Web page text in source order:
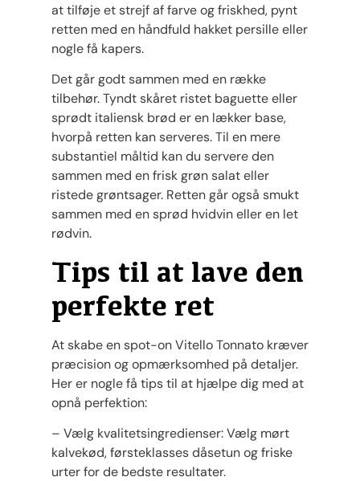
at tilføje et strejf af farve og friskhed, pynt
retten med en håndfuld hakket persille eller
nogle få kapers.
Det går godt sammen med en række
tilbehør. Tyndt skåret ristet baguette eller
sprødt italiensk brød er en lækker base,
hvorpå retten kan serveres. Til en mere
substantiel måltid kan du servere den
sammen med en frisk grøn salat eller
ristede grøntsager. Retten går også smukt
sammen med en sprød hvidvin eller en let
rødvin.
Tips til at lave den
perfekte ret
At skabe en spot-on Vitello Tonnato kræver
præcision og opmærksomhed på detaljer.
Her er nogle få tips til at hjælpe dig med at
opnå perfektion:
– Vælg kvalitetsingredienser: Vælg mørt
kalvekød, førsteklasses dåsetun og friske
urter for de bedste resultater.